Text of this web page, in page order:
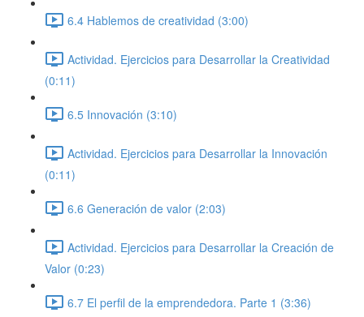
6.4 Hablemos de creatividad (3:00)
Actividad. Ejercicios para Desarrollar la Creatividad
(0:11)
6.5 Innovación (3:10)
Actividad. Ejercicios para Desarrollar la Innovación
(0:11)
6.6 Generación de valor (2:03)
Actividad. Ejercicios para Desarrollar la Creación de
Valor (0:23)
6.7 El perfil de la emprendedora. Parte 1 (3:36)